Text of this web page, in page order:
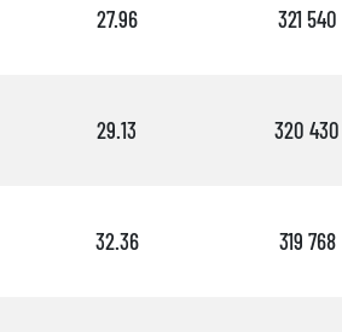
27.96 321 540
29.13 320 430
32.36 319 768